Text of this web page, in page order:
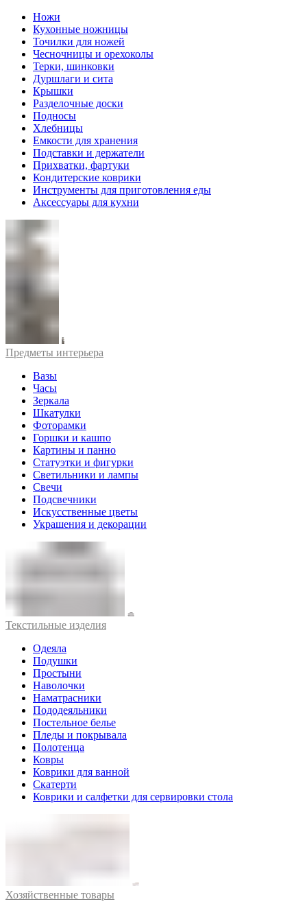
Ножи
Кухонные ножницы
Точилки для ножей
Чесночницы и орехоколы
Терки, шинковки
Дуршлаги и сита
Крышки
Разделочные доски
Подносы
Хлебницы
Емкости для хранения
Подставки и держатели
Прихватки, фартуки
Кондитерские коврики
Инструменты для приготовления еды
Аксессуары для кухни
Предметы интерьера
Вазы
Часы
Зеркала
Шкатулки
Фоторамки
Горшки и кашпо
Картины и панно
Статуэтки и фигурки
Светильники и лампы
Свечи
Подсвечники
Искусственные цветы
Украшения и декорации
Текстильные изделия
Одеяла
Подушки
Простыни
Наволочки
Наматрасники
Пододеяльники
Постельное белье
Пледы и покрывала
Полотенца
Ковры
Коврики для ванной
Скатерти
Коврики и салфетки для сервировки стола
Хозяйственные товары